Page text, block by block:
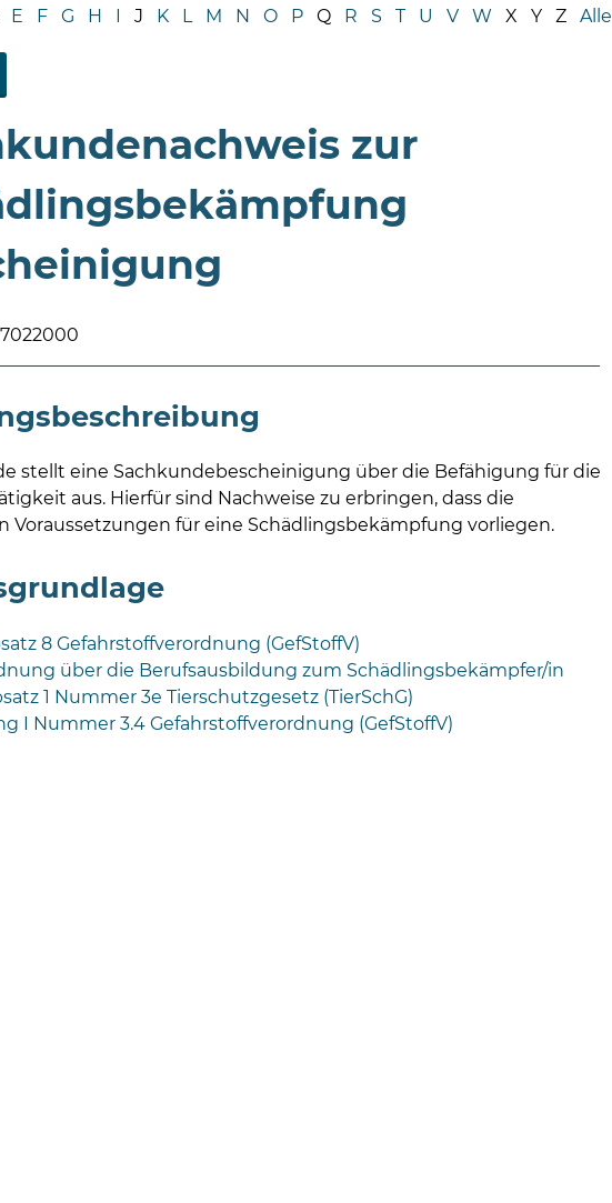
E F G H I J K L M N O P Q R S T U V W X Y Z Alle
zur
stellt eine Sachkundebescheinigung über die Befähigung für die
aus. Hierfür sind Nachweise zu erbringen, dass die
Voraussetzungen für eine Schädlingsbekämpfung vorliegen.
8 Gefahrstoffverordnung (GefStoffV)
über die Berufsausbildung zum Schädlingsbekämpfer/in
1 Nummer 3e Tierschutzgesetz (TierSchG)
I Nummer 3.4 Gefahrstoffverordnung (GefStoffV)